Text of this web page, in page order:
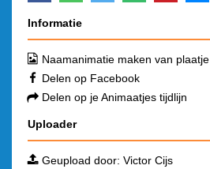
Informatie
Naamanimatie maken van plaatje
Delen op Facebook
Delen op je Animaatjes tijdlijn
Uploader
Geupload door: Victor Cijs